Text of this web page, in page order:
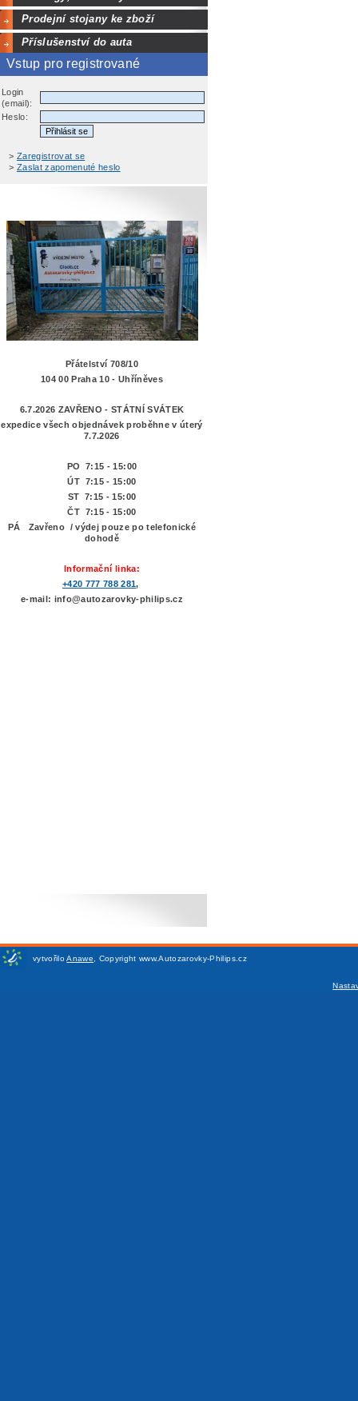
Prodejní stojany ke zboží
Příslušenství do auta
Vstup pro registrované
Login
(email):
Heslo:
> Zaregistrovat se
> Zaslat zapomenuté heslo
Přátelství 708/10
104 00 Praha 10 - Uhříněves
6.7.2026 ZAVŘENO - STÁTNÍ SVÁTEK
expedice všech objednávek proběhne v úterý
7.7.2026
PO 7:15 - 15:00
ÚT 7:15 - 15:00
ST 7:15 - 15:00
ČT 7:15 - 15:00
PÁ Zavřeno / výdej pouze po telefonické
dohodě
Informační linka:
+420 777 788 281,
e-mail: info@autozarovky-philips.cz
vytvořiloAnawe Copyright www.Autozarovky-Philips.cz